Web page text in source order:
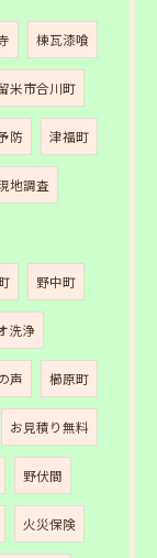
棟瓦漆喰
米市合川町
防 津福町
地調査
野中町
洗浄
声 櫛原町
お見積り無料
野伏間
火災保険